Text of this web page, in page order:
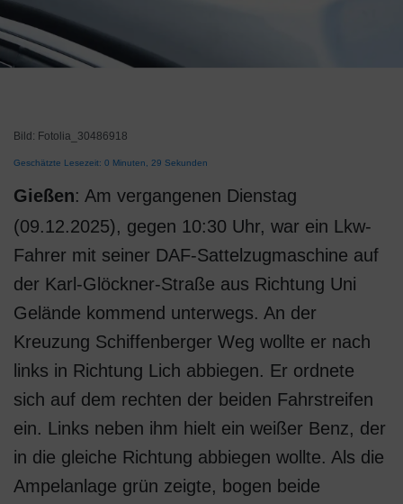
Bild: Fotolia_30486918
Geschätzte Lesezeit: 0 Minuten, 29 Sekunden
Gießen: Am vergangenen Dienstag
(09.12.2025), gegen 10:30 Uhr, war ein Lkw-
Fahrer mit seiner DAF-Sattelzugmaschine auf
der Karl-Glöckner-Straße aus Richtung Uni
Gelände kommend unterwegs. An der
Kreuzung Schiffenberger Weg wollte er nach
links in Richtung Lich abbiegen. Er ordnete
sich auf dem rechten der beiden Fahrstreifen
ein. Links neben ihm hielt ein weißer Benz, der
in die gleiche Richtung abbiegen wollte. Als die
Ampelanlage grün zeigte, bogen beide